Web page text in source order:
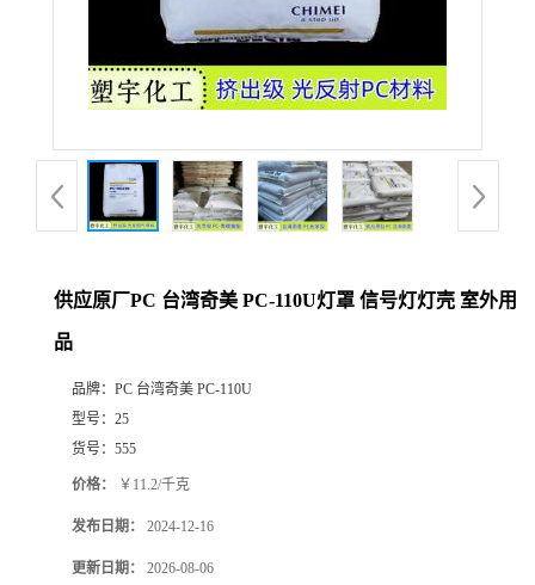
供应原厂PC 台湾奇美 PC-110U灯罩 信号灯灯壳 室外用
品
品牌： PC 台湾奇美 PC-110U
型号： 25
货号： 555
价格： ￥11.2/千克
发布日期： 2024-12-16
更新日期： 2026-08-06